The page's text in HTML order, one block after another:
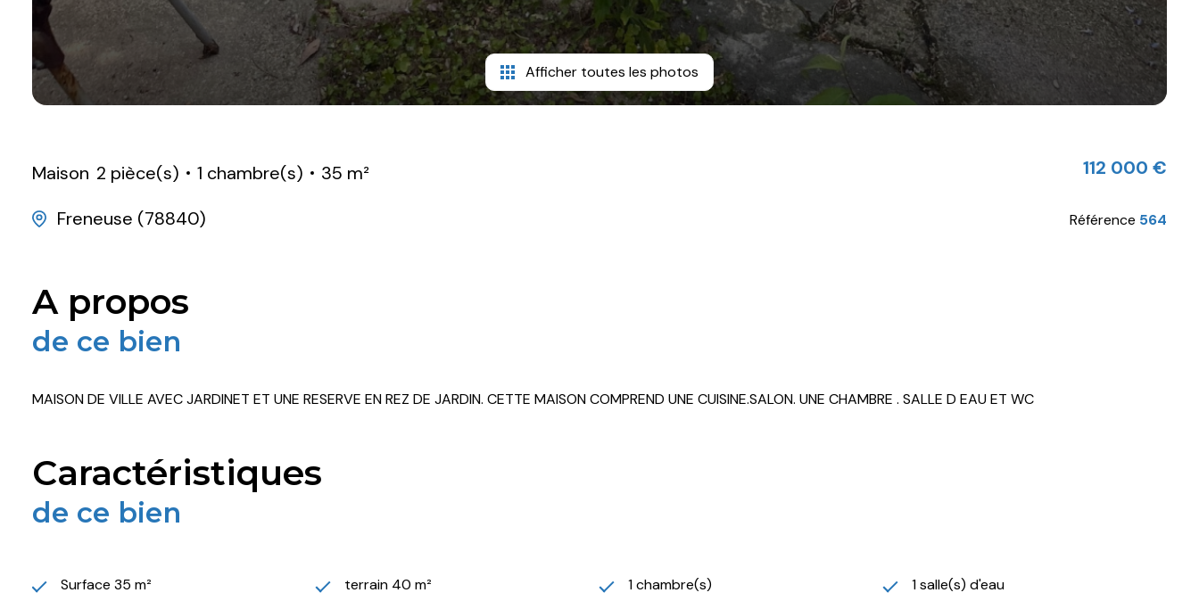
Afficher toutes les photos
Maison 2 pièce(s) 1 chambre(s)
35 m²
Freneuse (78840)
112 000 €
Référence 564
a propos
de ce bien
MAISON DE VILLE AVEC JARDINET ET UNE RESERVE EN REZ DE JARDIN. CETTE MAISON COMPREND UNE CUISINE.SALON. UNE CHAMBRE . SALLE D EAU ET WC
caractéristiques
de ce bien
Surface 35 m² terrain 40 m² 1 chambre(s) 1 salle(s) d'eau